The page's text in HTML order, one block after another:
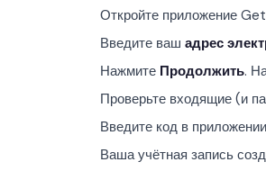
Откройте приложение
Введите ваш адрес
Нажмите Продолжить.
Проверьте входящие (и
Введите код в
Ваша учётная запись